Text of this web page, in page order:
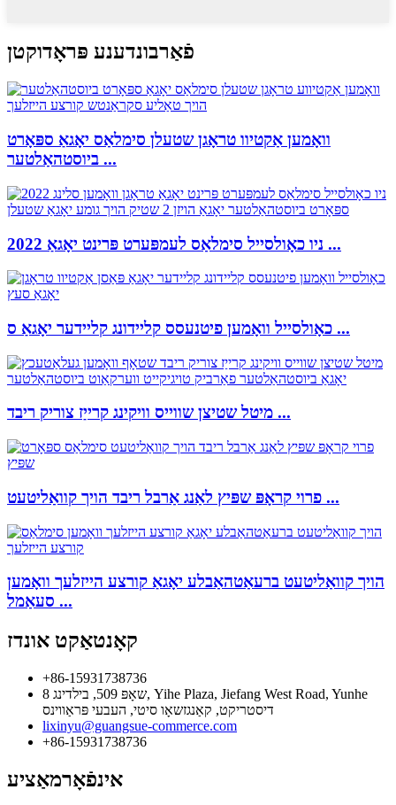
פֿאַרבונדענע פּראָדוקטן
וואָמען אַקטיוו טראָגן שטעלן סימלאַס יאָגאַ ספּאָרט
ביוסטהאַלטער ...
2022 ניו כאָולסייל סימלאַס לעמפּערט פּרינט יאָגאַ ...
כאָולסייל וואָמען פיטנעסס קליידונג קליידער יאָגאַ ס ...
מיטל שטיצן שווייס וויקינג קרייַז צוריק ריבד ...
פרוי קראָפּ שפּיץ לאַנג אַרבל ריבד הויך קוואַליטעט ...
הויך קוואַליטעט ברעאַטהאַבלע יאָגאַ קורצע הייזלעך וואָמען
סעאַמל ...
קאָנטאַקט אונדז
+86-15931738736
שאָפּ 509, בילדינג 8, Yihe Plaza, Jiefang West Road, Yunhe
דיסטריקט, קאַנגזשאָו סיטי, העבעי פּראַווינס
lixinyu@guangsue-commerce.com
+86-15931738736
אינפֿאָרמאַציע